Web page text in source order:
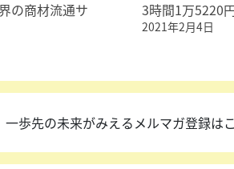
の商材流通サ
3時間1万5220
2021年2月4日
一歩先の未来がみえるメルマガ登録は